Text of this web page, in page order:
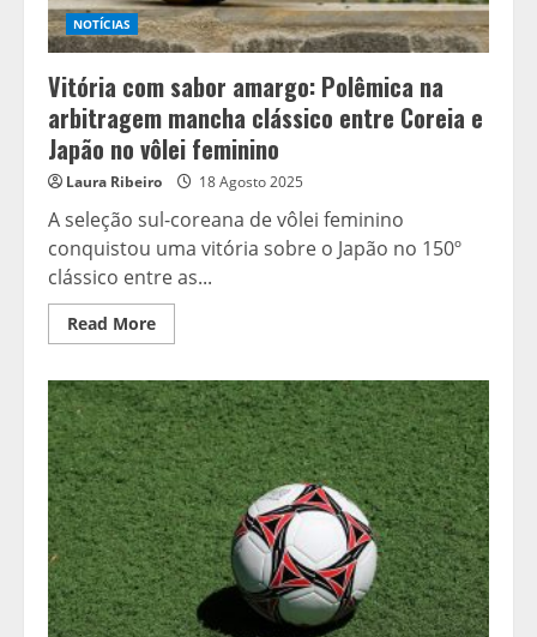
NOTÍCIAS
Vitória com sabor amargo: Polêmica na
arbitragem mancha clássico entre Coreia e
Japão no vôlei feminino
Laura Ribeiro 18 Agosto 2025
A seleção sul-coreana de vôlei feminino
conquistou uma vitória sobre o Japão no 150º
clássico entre as...
Read MoreRead
more
com
sabor
amargo:
Polêmica
na
arbitragem
mancha
clássico
entre
Coreia
e
Japão
no
vôlei
feminino